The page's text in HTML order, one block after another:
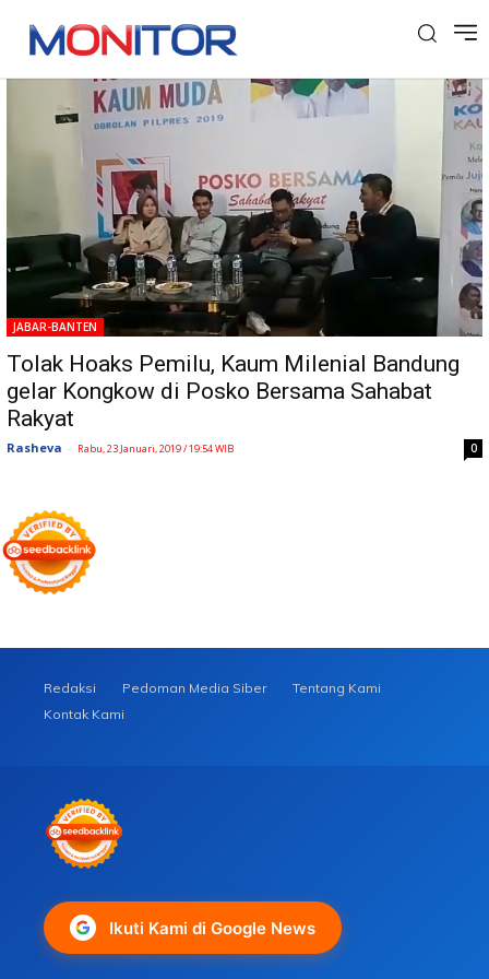
Tag: Hokas
JABAR-BANTEN
Tolak Hoaks Pemilu, Kaum Milenial Bandung
gelar Kongkow di Posko Bersama Sahabat
Rakyat
Rasheva - Rabu, 23 Januari, 2019 / 19:54 WIB 0
Redaksi Pedoman Media Siber
Tentang Kami
Kontak Kami
Ikuti Kami di Google News